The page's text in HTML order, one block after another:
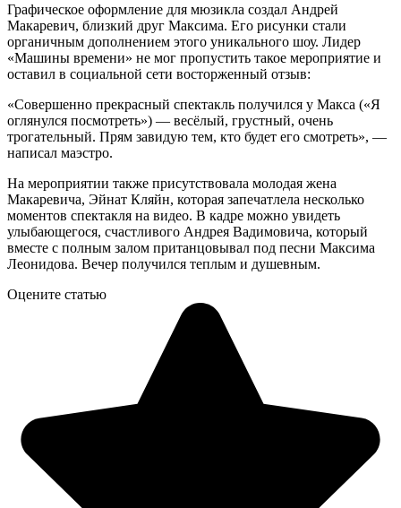
Графическое оформление для мюзикла создал Андрей
Макаревич, близкий друг Максима. Его рисунки стали
органичным дополнением этого уникального шоу. Лидер
«Машины времени» не мог пропустить такое мероприятие и
оставил в социальной сети восторженный отзыв:
«Совершенно прекрасный спектакль получился у Макса («Я
оглянулся посмотреть») — весёлый, грустный, очень
трогательный. Прям завидую тем, кто будет его смотреть», —
написал маэстро.
На мероприятии также присутствовала молодая жена
Макаревича, Эйнат Кляйн, которая запечатлела несколько
моментов спектакля на видео. В кадре можно увидеть
улыбающегося, счастливого Андрея Вадимовича, который
вместе с полным залом пританцовывал под песни Максима
Леонидова. Вечер получился теплым и душевным.
Оцените статью